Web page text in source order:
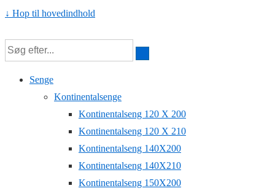
↓ Hop til hovedindhold
Senge
Kontinentalsenge
Kontinentalseng 120 X 200
Kontinentalseng 120 X 210
Kontinentalseng 140X200
Kontinentalseng 140X210
Kontinentalseng 150X200